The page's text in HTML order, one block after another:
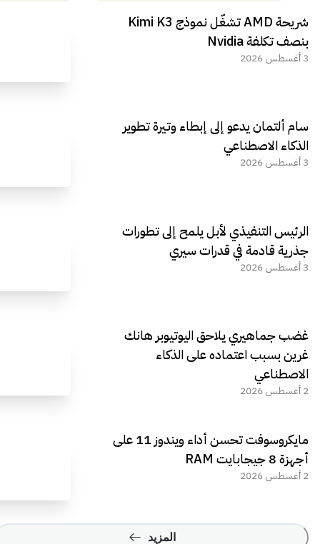
مراجعة شاملة لعملاق الألعاب
الجديد REDMAGIC 11 AIR
شريحة AMD تشغّل نموذج Kimi K3
بنصف تكلفة Nvidia
3 أغسطس 2026
سام ألتمان يدعو إلى إبطاء وتيرة تطوير
الذكاء الاصطناعي
3 أغسطس 2026
الرئيس التنفيذي لأبل يلمح إلى تطورات
جذرية قادمة في قدرات سيري
3 أغسطس 2026
غضب جماهيري يلاحق اليوتيوبر هانك
غرين بسبب اعتماده على الذكاء
الاصطناعي
2 أغسطس 2026
مايكروسوفت تحسن أداء ويندوز 11 على
أجهزة 8 جيجابايت RAM
2 أغسطس 2026
المزيد